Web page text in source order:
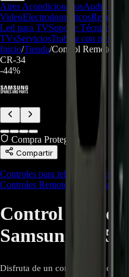
Aires AcondicionadosAudio y
VideoElectrodomesticos
Led para TVSoporte Técnico
TVsServiciosTrabaja con nosotros
Inicio/Tienda/Control Remoto
CR-34
-44%
Compra Protegida
Compartir
Controles para televisor
Controles Remotos
Repuestos/
Control
Samsung
Disfruta de un control total con el